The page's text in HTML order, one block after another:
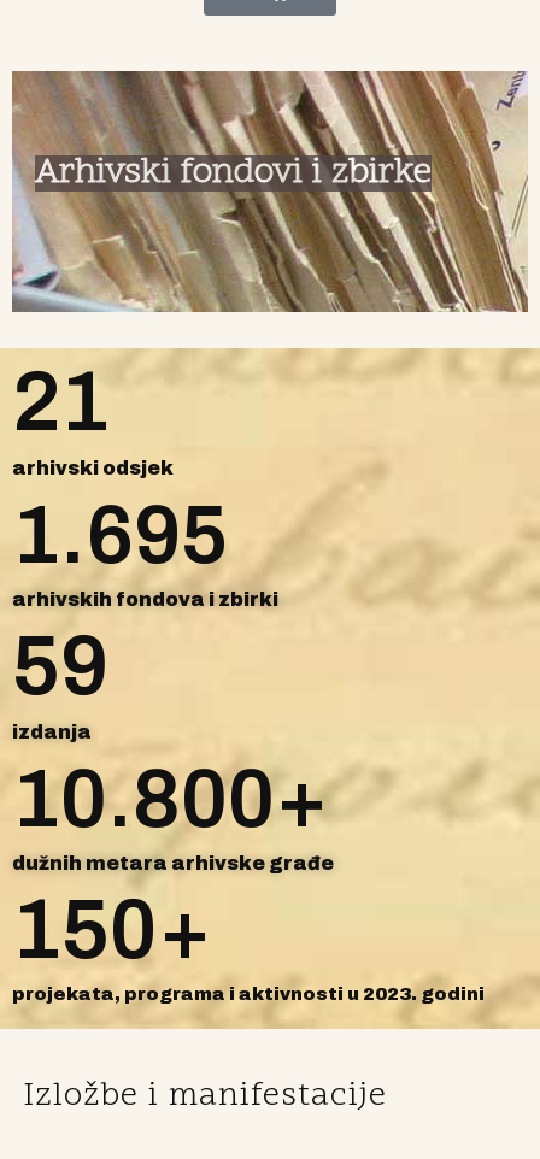
Arhivski fondovi i zbirke
21
arhivski odsjek
1.695
arhivskih fondova i zbirki
59
izdanja
10.800+
dužnih metara arhivske građe
150+
projekata, programa i aktivnosti u 2023. godini
Izložbe i manifestacije